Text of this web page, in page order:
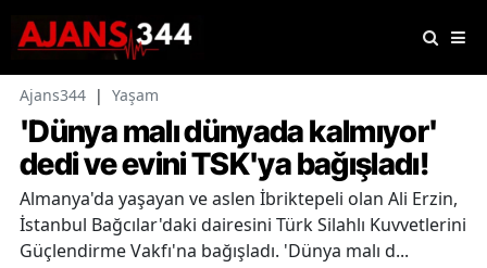
Ajans344 | Yaşam
'Dünya malı dünyada kalmıyor'
dedi ve evini TSK'ya bağışladı!
Almanya'da yaşayan ve aslen İbriktepeli olan Ali Erzin,
İstanbul Bağcılar'daki dairesini Türk Silahlı Kuvvetlerini
Güçlendirme Vakfı'na bağışladı. 'Dünya malı d...